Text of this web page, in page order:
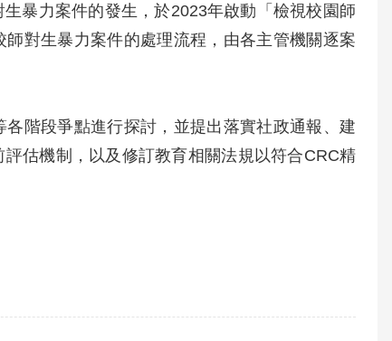
暴力案件的發生，於2023年啟動「檢視校園師
對生暴力案件的處理流程，由各主管機關逐案
階段爭點進行探討，並提出落實社政通報、建
估機制，以及修訂教育相關法規以符合CRC精